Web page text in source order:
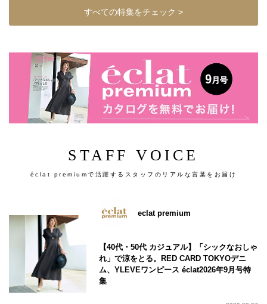
すべての特集をチェック >
STAFF VOICE
éclat premiumで活躍するスタッフのリアルな言葉をお届け
eclat premium
【40代・50代 カジュアル】「シックなおしゃ
れ」で涼をとる。RED CARD TOKYOデニ
ム、YLEVEワンピース éclat2026年9月号特
集